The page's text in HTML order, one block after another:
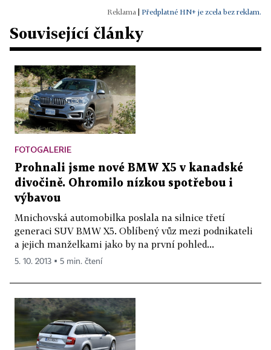
Předplatné HN+ je zcela bez reklam.
Související články
FOTOGALERIE
Prohnali jsme nové BMW X5 v kanadské
divočině. Ohromilo nízkou spotřebou i
výbavou
Mnichovská automobilka poslala na silnice třetí
generaci SUV BMW X5. Oblíbený vůz mezi podnikateli
a jejich manželkami jako by na první pohled...
5. 10. 2013 ▪ 5 min. čtení